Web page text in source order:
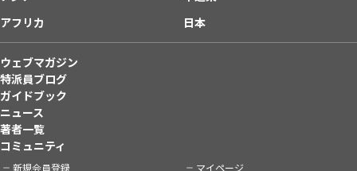
アフリカ
日本
ウェブマガジン
特派員ブログ
ガイドブック
ニュース
著者一覧
コミュニティ
新規会員登録 マイページ